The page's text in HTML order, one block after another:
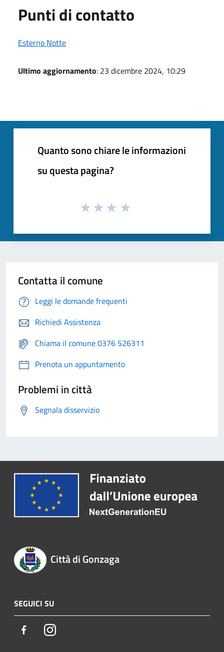
Punti di contatto
Esterno Notte
Ultimo aggiornamento: 23 dicembre 2024, 10:29
Quanto sono chiare le informazioni
su questa pagina?
Contatta il comune
Leggi le domande frequenti
Richiedi Assistenza
Chiama il comune 0376 526311
Prenota un appuntamento
Problemi in città
Segnala disservizio
Città di Gonzaga
SEGUICI SU
FacebookInstagram